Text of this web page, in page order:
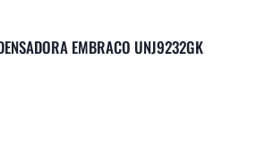
EMBRACO UNJ9232GK